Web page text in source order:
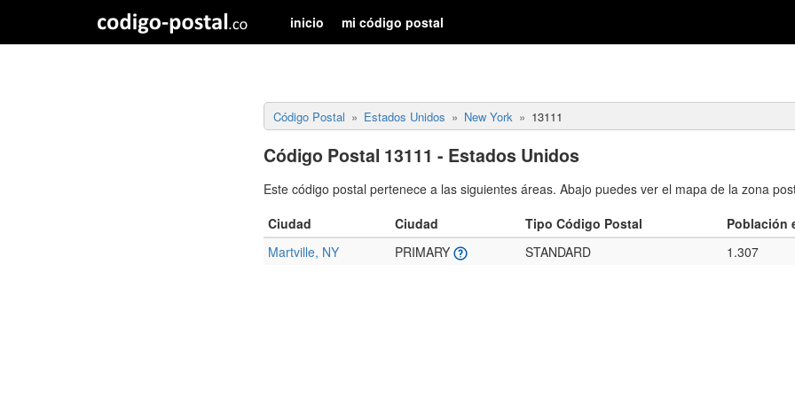
inicio mi código postal
Código Postal Estados Unidos New York 13111
Código Postal 13111 - Estados Unidos
Este código postal pertenece a las siguientes áreas. Abajo puedes ver el mapa de la zona
Ciudad
Ciudad Tipo Código Postal
Población
Martville, NY
PRIMARY STANDARD 1.307